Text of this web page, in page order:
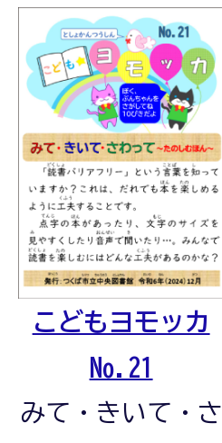
こどもヨモッカ
No.21
みて・きいて・さ